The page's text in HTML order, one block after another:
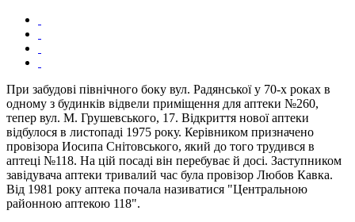
При забудові північного боку вул. Радянської у 70-х роках в
одному з будинків відвели приміщення для аптеки №260,
тепер вул. М. Грушевського, 17. Bідкриття нової аптеки
відбулося в листопаді 1975 року. Керівником призначено
провізора Иосипа Снітовського, який до того трудився в
аптеці №118. На цій посаді він перебуває й досi. Заступником
завідувача аптеки тривалий час була провізор Любов Кавка.
Від 1981 року аптека почала називатися "Центральною
районною аптекою 118".